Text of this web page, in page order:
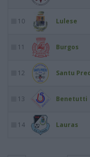
10 Lulese
11 Burgos
12 Santu
13 Benetutti
14 Lauras